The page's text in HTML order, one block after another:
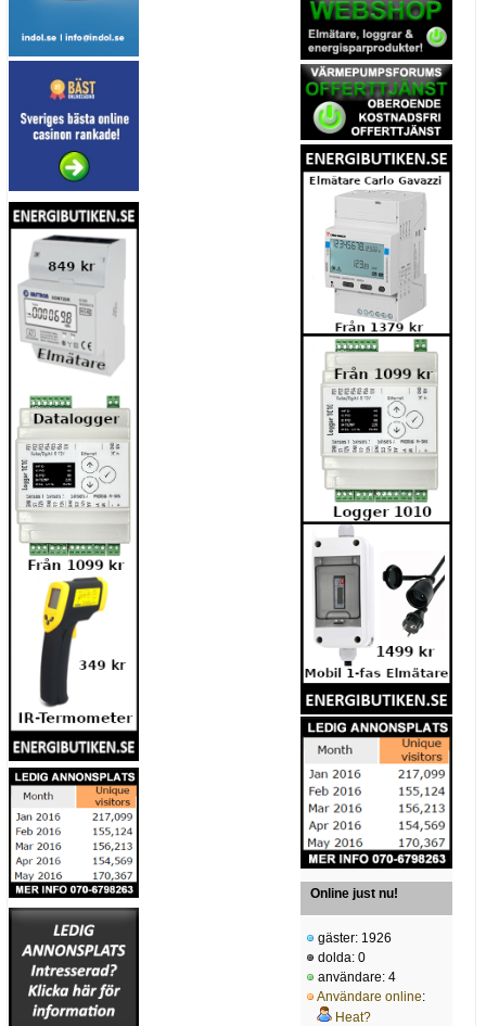
Online just nu!
gäster: 1926
dolda: 0
användare: 4
Användare online:
Heat?